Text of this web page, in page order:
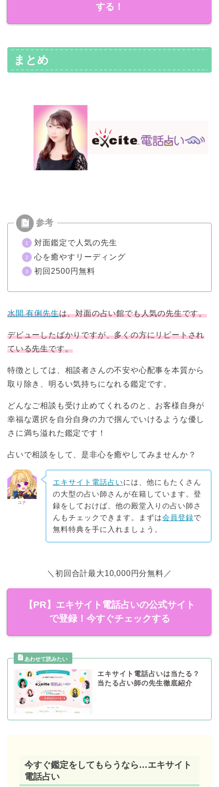
する！
まとめ
対面鑑定で人気の先生
心を癒やすリーディング
初回2500円無料
水間 有俐先生は、対面の占い館でも人気の先生です。
デビューしたばかりですが、多くの方にリピートされ
ている先生です。
特徴としては、相談者さんの不安や心配事を本質から
取り除き、明るい気持ちになれる鑑定です。
どんなご相談も受け止めてくれるのと、お客様自身が
幸福な選択を自分自身の力で掴んでいけるような優し
さに満ち溢れた鑑定です！
占いで相談をして、是非心を癒やしてみませんか？
ユナ
エキサイト電話占いには、他にもたくさん
の大型の占い師さんが在籍しています。登
録をしておけば、他の殿堂入りの占い師さ
んもチェックできます。まずは会員登録で
無料特典を手に入れましょう。
＼初回合計最大10,000円分無料／
【PR】エキサイト電話占いの公式サイト
で登録！今すぐチェックする
エキサイト電話占いは当たる？
当たる占い師の先生徹底紹介
今すぐ鑑定をしてもらうなら…エキサイト
電話占い